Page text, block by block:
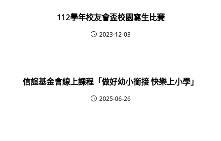
112學年校友會盃校園寫生比賽
2023-12-03
信誼基金會線上課程「做好幼小銜接 快樂上小學」
2025-06-26